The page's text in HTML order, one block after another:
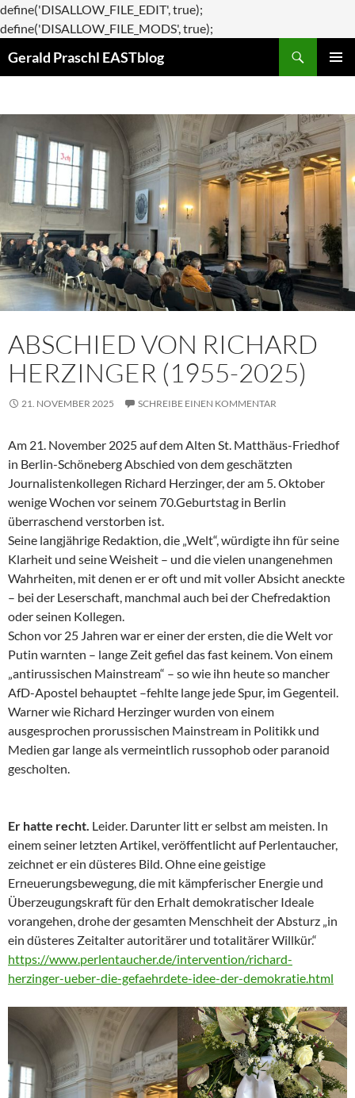
define('DISALLOW_FILE_EDIT', true);
define('DISALLOW_FILE_MODS', true);
Gerald Praschl EASTblog
ABSCHIED VON RICHARD
HERZINGER (1955-2025)
21. NOVEMBER 2025 SCHREIBE EINEN KOMMENTAR
Am 21. November 2025 auf dem Alten St. Matthäus-Friedhof
in Berlin-Schöneberg Abschied von dem geschätzten
Journalistenkollegen Richard Herzinger, der am 5. Oktober
wenige Wochen vor seinem 70.Geburtstag in Berlin
überraschend verstorben ist.
Seine langjährige Redaktion, die „Welt“, würdigte ihn für seine
Klarheit und seine Weisheit – und die vielen unangenehmen
Wahrheiten, mit denen er er oft und mit voller Absicht aneckte
– bei der Leserschaft, manchmal auch bei der Chefredaktion
oder seinen Kollegen.
Schon vor 25 Jahren war er einer der ersten, die die Welt vor
Putin warnten – lange Zeit gefiel das fast keinem. Von einem
„antirussischen Mainstream“ – so wie ihn heute so mancher
AfD-Apostel behauptet –fehlte lange jede Spur, im Gegenteil.
Warner wie Richard Herzinger wurden von einem
ausgesprochen prorussischen Mainstream in Politikk und
Medien gar lange als vermeintlich russophob oder paranoid
gescholten.
Er hatte recht. Leider. Darunter litt er selbst am meisten. In
einem seiner letzten Artikel, veröffentlicht auf Perlentaucher,
zeichnet er ein düsteres Bild. Ohne eine geistige
Erneuerungsbewegung, die mit kämpferischer Energie und
Überzeugungskraft für den Erhalt demokratischer Ideale
vorangehen, drohe der gesamten Menschheit der Absturz „in
ein düsteres Zeitalter autoritärer und totalitärer Willkür.“
https://www.perlentaucher.de/intervention/richard-
herzinger-ueber-die-gefaehrdete-idee-der-demokratie.html